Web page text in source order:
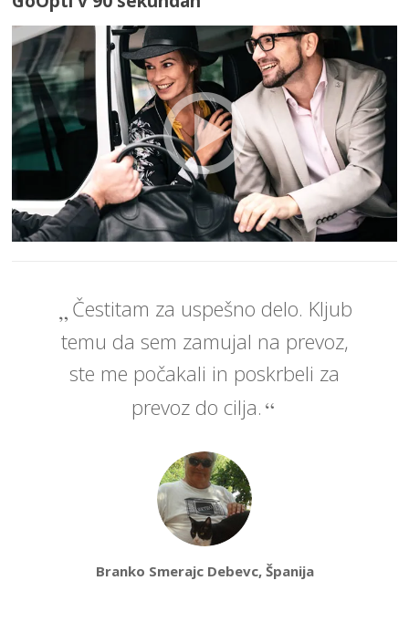
Čestitam za uspešno delo. Kljub
temu da sem zamujal na prevoz,
ste me počakali in poskrbeli za
prevoz do cilja.
Branko Smerajc Debevc, Španija